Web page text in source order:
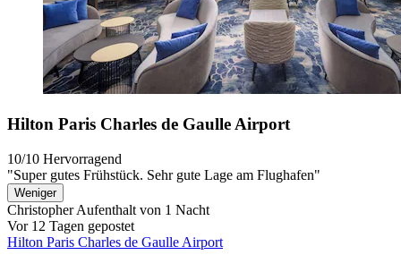
Hilton Paris Charles de Gaulle Airport
10/10 Hervorragend
"Super gutes Frühstück. Sehr gute Lage am Flughafen"
Weniger
ChristopherAufenthalt von 1 Nacht
Vor 12 Tagen gepostet
Hilton Paris Charles de Gaulle Airport